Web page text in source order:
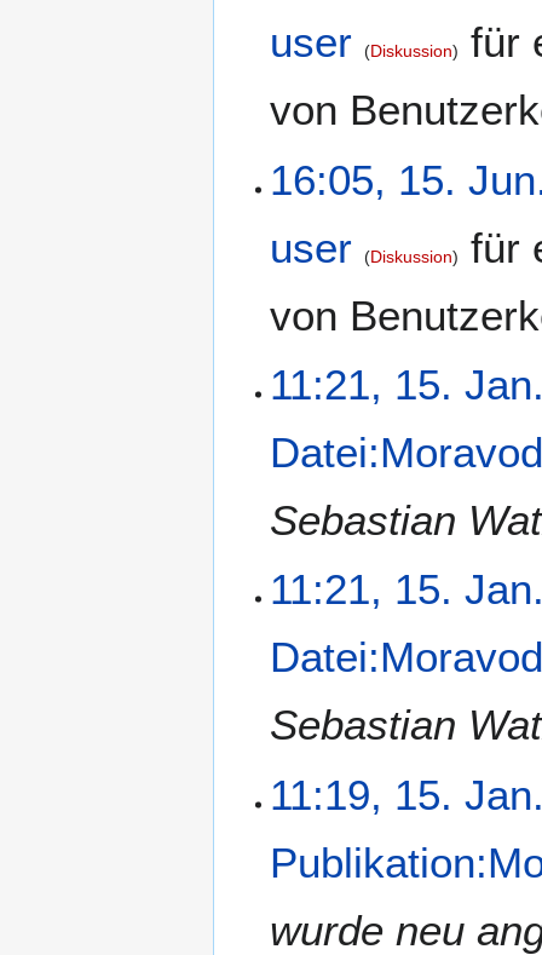
user
Diskussion
für
von
16:05, 15.
user
Diskussion
für
von
11:21, 15.
Sebastian
11:21, 15.
Sebastian
11:19, 15.
wurde neu